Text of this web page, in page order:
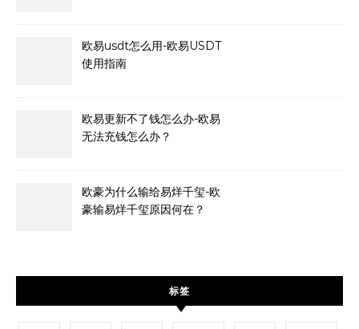
欧易usdt怎么用-欧易USDT
使用指南
欧易更新不了钱怎么办-欧易
无法充钱怎么办？
欧豪为什么输给易烊千玺-欧
豪输易烊千玺原因何在？
标签